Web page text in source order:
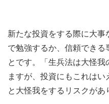
新たな投資をする際に大事
で勉強するか、信頼できる
とです。「生兵法は大怪我
ますが、投資にもこれはい
と大怪我をするリスクがあ